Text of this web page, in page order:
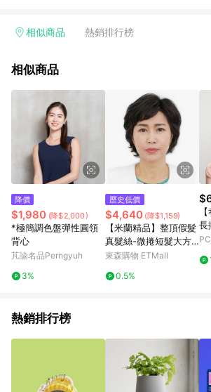
注在母嬰領域，將全球百大品牌為”經”，豐富經驗
相似商品 熱銷排行榜
相似商品
降價
$1,980 (降$2,000)
*極簡調色盤彈性圓領
背心
芃諭名品Perngyuh
3%
歷史低價
$4,640 (降$1,159)
【米蘭精品】整頂假髮
真髮絲-微捲短髮大方
優雅女假髮2色73vc23
東森購物 ETMall
0.5%
長
型
熱銷排行榜